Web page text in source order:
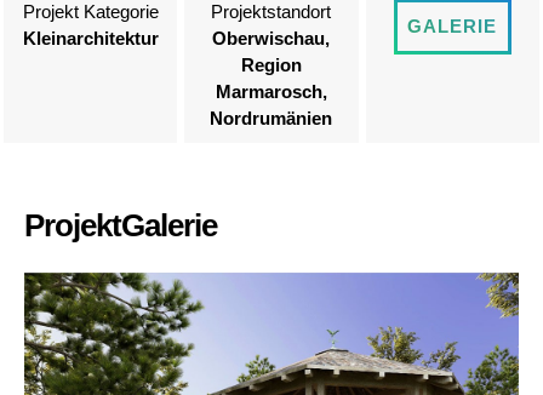
Projekt Kategorie
Kleinarchitektur
Projektstandort
Oberwischau,
Region
Marmarosch,
Nordrumänien
GALERIE
ProjektGalerie